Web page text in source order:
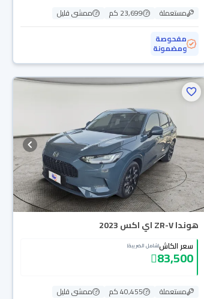
مستعملة
23,699 كم
ممشى قليل
مفحوصة
ومضمونة
هوندا ZR-V اي اكس 2023
سعر الكاش(شامل الضريبة)
83,500
مستعملة 40,455 كم
ممشى قليل